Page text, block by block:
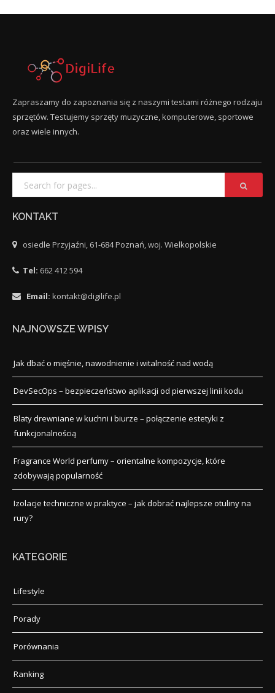
Zapraszamy do zapoznania się z naszymi testami różnego rodzaju
sprzętów. Testujemy sprzęty muzyczne, komputerowe, sportowe
oraz wiele innych.
KONTAKT
osiedle Przyjaźni, 61-684 Poznań, woj. Wielkopolskie
Tel: 662 412 594
Email: kontakt@digilife.pl
NAJNOWSZE WPISY
Jak dbać o mięśnie, nawodnienie i witalność nad wodą
DevSecOps – bezpieczeństwo aplikacji od pierwszej linii kodu
Blaty drewniane w kuchni i biurze – połączenie estetyki z
funkcjonalnością
Fragrance World perfumy – orientalne kompozycje, które
zdobywają popularność
Izolacje techniczne w praktyce – jak dobrać najlepsze otuliny na
rury?
KATEGORIE
Lifestyle
Porady
Porównania
Ranking